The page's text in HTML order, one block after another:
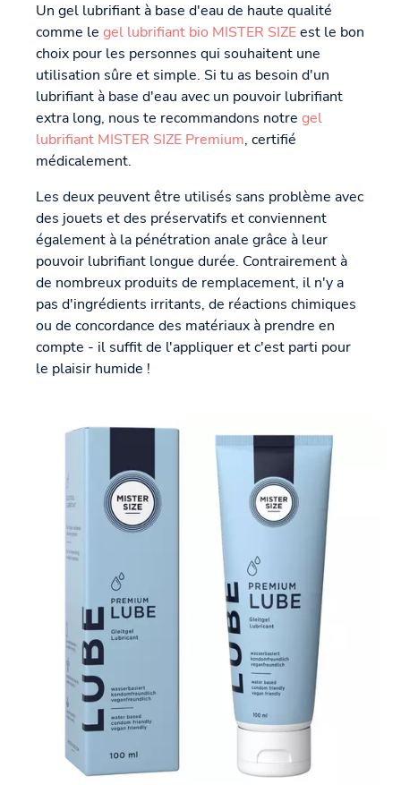
Un gel lubrifiant à base d'eau de haute qualité
comme le gel lubrifiant bio MISTER SIZEest le bon
choix pour les personnes qui souhaitent une
utilisation sûre et simple. Si tu as besoin d'un
lubrifiant à base d'eau avec un pouvoir lubrifiant
extra long, nous te recommandons notre gel
lubrifiant MISTER SIZE Premium, certifié
médicalement.
Les deux peuvent être utilisés sans problème avec
des jouets et des préservatifs et conviennent
également à la pénétration anale grâce à leur
pouvoir lubrifiant longue durée. Contrairement à
de nombreux produits de remplacement, il n'y a
pas d'ingrédients irritants, de réactions chimiques
ou de concordance des matériaux à prendre en
compte - il suffit de l'appliquer et c'est parti pour
le plaisir humide !